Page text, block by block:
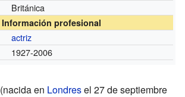
Británica
Información profesional
actriz
1927-2006
(nacida en Londresel 27 de septiembre